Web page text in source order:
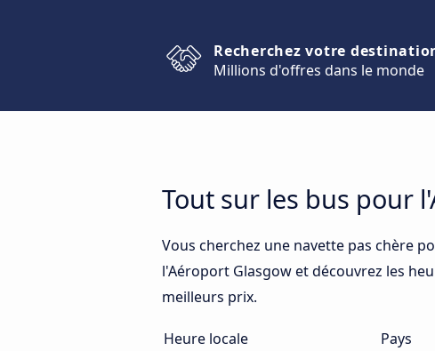
Recherchez votre
Millions d'offres dans le monde
Tout sur les bus pour
Vous cherchez une navette pas chère
l'Aéroport Glasgow et découvrez les
meilleurs prix.
Heure locale
Pays